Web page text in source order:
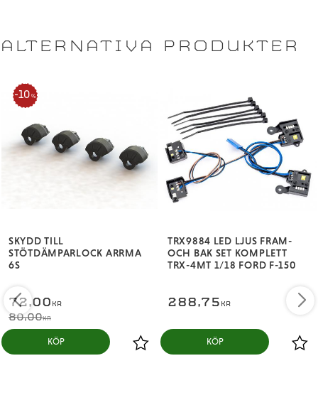
ALTERNATIVA PRODUKTER
SKYDD TILL
STÖTDÄMPARLOCK ARRMA
6S
72,00 KR
80,00KR
10 %
KÖP
TRX9884 LED LJUS FRAM-
OCH BAK SET KOMPLETT
TRX-4MT 1/18 FORD F-150
288,75 KR
KÖP